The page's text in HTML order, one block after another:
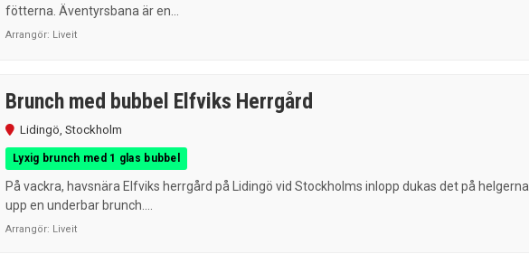
fötterna. Äventyrsbana är en...
Arrangör: Liveit
Brunch med bubbel Elfviks Herrgård
Lidingö Stockholm
Lyxig brunch med 1 glas bubbel
På vackra, havsnära Elfviks herrgård på Lidingö vid Stockholms inlopp dukas det på helgerna
upp en underbar brunch....
Arrangör: Liveit